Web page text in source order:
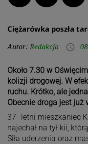
Ciężarówka poszła
Autor: Redakcja access_time
Około 7.30 w
kolizji drogowej. W
ruchu. Krótko, ale
Obecnie droga jest już
37–letni mieszkaniec
najechał na tył kii,
Siła uderzenia oraz